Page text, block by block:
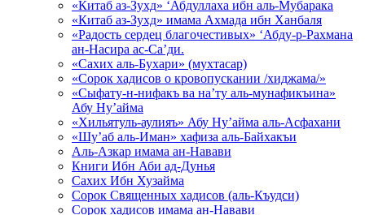
«Китаб аз-Зухд» ‘Абдуллаха ибн аль-Мубарака
«Китаб аз-Зухд» имама Ахмада ибн Ханбаля
«Радость сердец благочестивых» ‘Абду-р-Рахмана
ан-Насира ас-Са’ди.
«Сахих аль-Бухари» (мухтасар)
«Сорок хадисов о кровопускании /хиджама/»
«Сыфату-н-нифакъ ва на’ту аль-мунафикъина»
Абу Ну’айма
«Хильятуль-аулияъ» Абу Ну’айма аль-Асфахани
«Шу’аб аль-Иман» хафиза аль-Байхакъи
Аль-Азкар имама ан-Навави
Книги Ибн Аби ад-Дунья
Сахих Ибн Хузайма
Сорок Священных хадисов (аль-Къудси)
Сорок хадисов имама ан-Навави